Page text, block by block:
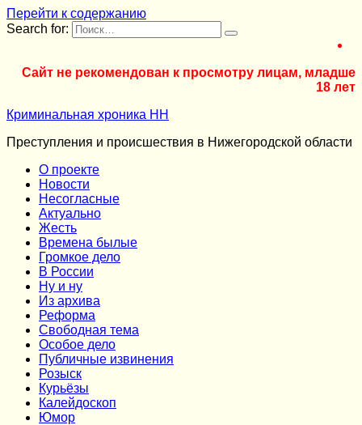
Перейти к содержанию
Search for:
Сайт не рекомендован к просмотру лицам, младше
18 лет
Криминальная хроника НН
Преступления и происшествия в Нижегородской области
О проекте
Новости
Несогласные
Актуально
Жесть
Времена былые
Громкое дело
В России
Ну и ну
Из архива
Реформа
Cвободная тема
Особое дело
Публичные извинения
Розыск
Курьёзы
Калейдоскоп
Юмор